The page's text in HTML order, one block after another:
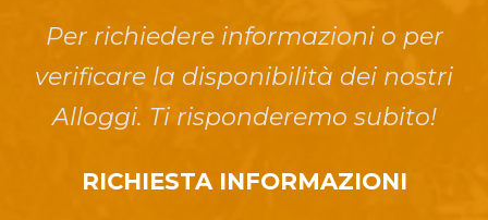
Per richiedere informazioni o per
verificare la disponibilità dei nostri
Alloggi. Ti risponderemo subito!
RICHIESTA INFORMAZIONI